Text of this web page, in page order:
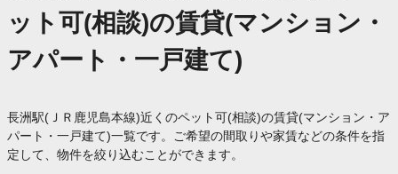
ット可(相談)の賃貸(マンション・
アパート・一戸建て)
長洲駅(ＪＲ鹿児島本線)近くのペット可(相談)の賃貸(マンション・ア
パート・一戸建て)一覧です。ご希望の間取りや家賃などの条件を指
定して、物件を絞り込むことができます。